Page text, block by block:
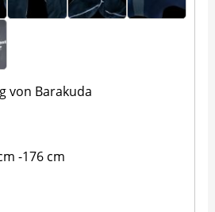
von Barakuda
-176 cm